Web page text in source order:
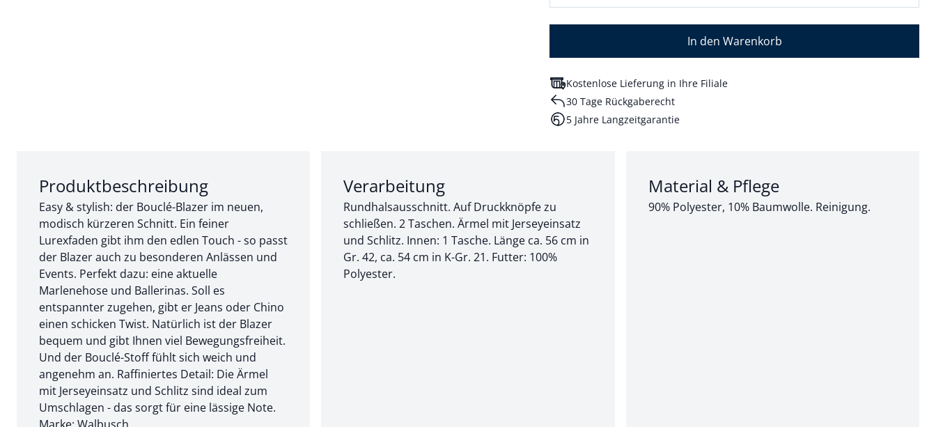
In den Warenkorb
Kostenlose Lieferung in Ihre Filiale
30 Tage Rückgaberecht
5 Jahre Langzeitgarantie
Abschnitt 1 von 3:
Produktbeschreibung
Easy & stylish: der Bouclé-Blazer im neuen,
modisch kürzeren Schnitt. Ein feiner
Lurexfaden gibt ihm den edlen Touch - so passt
der Blazer auch zu besonderen Anlässen und
Events. Perfekt dazu: eine aktuelle
Marlenehose und Ballerinas. Soll es
entspannter zugehen, gibt er Jeans oder Chino
einen schicken Twist. Natürlich ist der Blazer
bequem und gibt Ihnen viel Bewegungsfreiheit.
Und der Bouclé-Stoff fühlt sich weich und
angenehm an. Raffiniertes Detail: Die Ärmel
mit Jerseyeinsatz und Schlitz sind ideal zum
Umschlagen - das sorgt für eine lässige Note.
Abschnitt 2 von 3:
Verarbeitung
Rundhalsausschnitt. Auf Druckknöpfe zu
schließen. 2 Taschen. Ärmel mit Jerseyeinsatz
und Schlitz. Innen: 1 Tasche. Länge ca. 56 cm in
Gr. 42, ca. 54 cm in K-Gr. 21. Futter: 100%
Polyester.
Abschnitt 3 von 3:
Material & Pflege
90% Polyester, 10% Baumwolle. Reinigung.